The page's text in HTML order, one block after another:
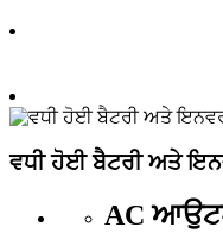
ਵਧੀ ਹੋਈ ਬੈਟਰੀ ਅਤੇ
AC